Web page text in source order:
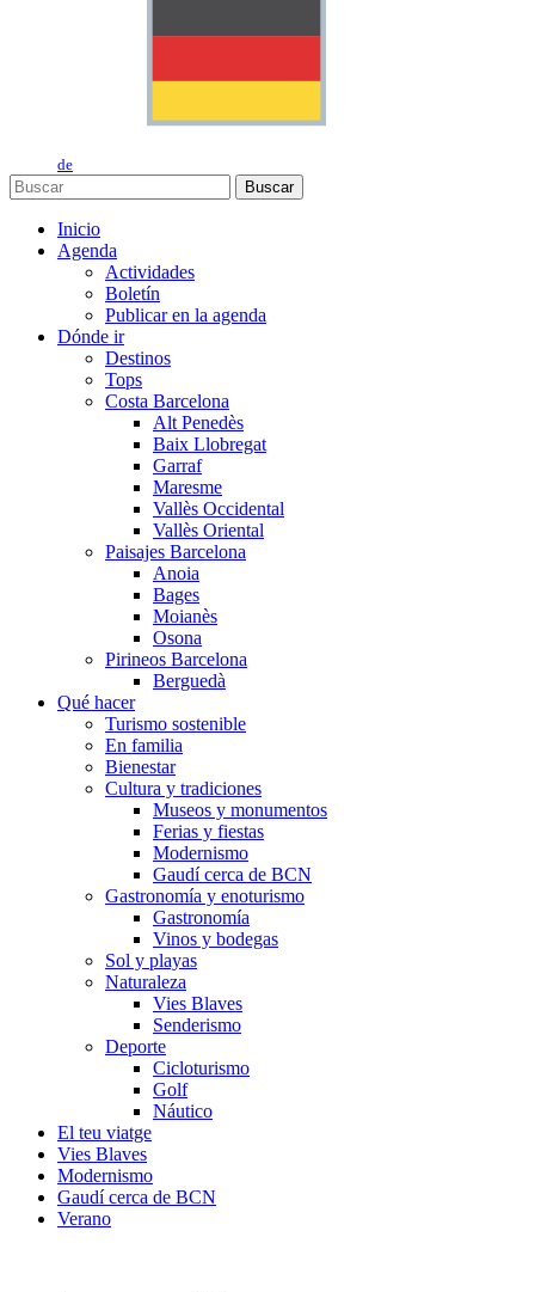
de
Buscar
Inicio
Agenda
Actividades
Boletín
Publicar en la agenda
Dónde ir
Destinos
Tops
Costa Barcelona
Alt Penedès
Baix Llobregat
Garraf
Maresme
Vallès Occidental
Vallès Oriental
Paisajes Barcelona
Anoia
Bages
Moianès
Osona
Pirineos Barcelona
Berguedà
Qué hacer
Turismo sostenible
En familia
Bienestar
Cultura y tradiciones
Museos y monumentos
Ferias y fiestas
Modernismo
Gaudí cerca de BCN
Gastronomía y enoturismo
Gastronomía
Vinos y bodegas
Sol y playas
Naturaleza
Vies Blaves
Senderismo
Deporte
Cicloturismo
Golf
Náutico
El teu viatge
Vies Blaves
Modernismo
Gaudí cerca de BCN
Verano